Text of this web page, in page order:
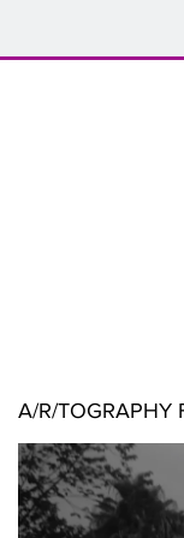
A/R/TOGRAPHY